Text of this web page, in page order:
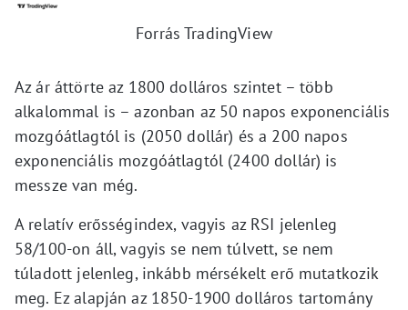
Forrás TradingView
Az ár áttörte az 1800 dolláros szintet – több
alkalommal is – azonban az 50 napos exponenciális
mozgóátlagtól is (2050 dollár) és a 200 napos
exponenciális mozgóátlagtól (2400 dollár) is
messze van még.
A relatív erősségindex, vagyis az RSI jelenleg
58/100-on áll, vagyis se nem túlvett, se nem
túladott jelenleg, inkább mérsékelt erő mutatkozik
meg. Ez alapján az 1850-1900 dolláros tartomány